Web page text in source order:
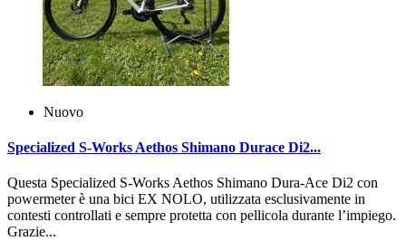
Nuovo
Specialized S-Works Aethos Shimano Durace Di2...
Questa Specialized S‑Works Aethos Shimano Dura‑Ace Di2 con
powermeter è una bici EX NOLO, utilizzata esclusivamente in
contesti controllati e sempre protetta con pellicola durante l’impiego.
Grazie...